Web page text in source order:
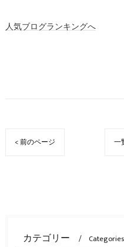
人気ブログランキングへ
< 前のページ 一
カテゴリー Categories